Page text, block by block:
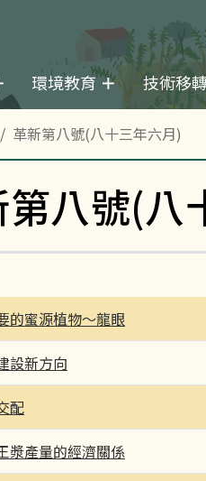
環境教育 技術移
革新第八號(八十三年六月)
八號(八
的蜜源植物～龍眼
設新方向
配
漿產量的經濟關係